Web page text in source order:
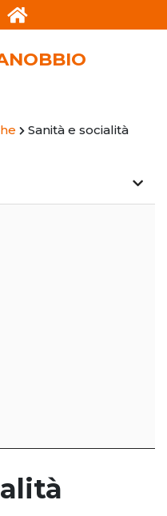
Sanità e socialità